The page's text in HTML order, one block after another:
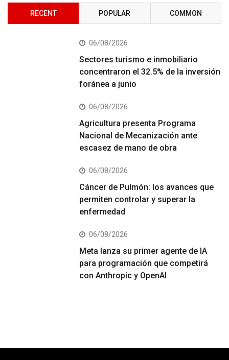
RECENT POPULAR COMMON
06/08/2026
Sectores turismo e inmobiliario
concentraron el 32.5% de la inversión
foránea a junio
06/08/2026
Agricultura presenta Programa
Nacional de Mecanización ante
escasez de mano de obra
06/08/2026
Cáncer de Pulmón: los avances que
permiten controlar y superar la
enfermedad
06/08/2026
Meta lanza su primer agente de IA
para programación que competirá
con Anthropic y OpenAI